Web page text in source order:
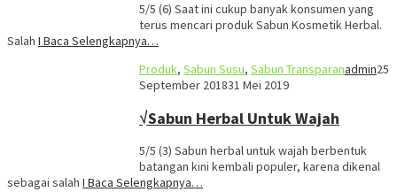
5/5 (6) Saat ini cukup banyak konsumen yang
terus mencari produk Sabun Kosmetik Herbal.
Salah I Baca Selengkapnya…
Produk, Sabun Susu, Sabun Transparanadmin25
September 201831 Mei 2019
√Sabun Herbal Untuk Wajah
5/5 (3) Sabun herbal untuk wajah berbentuk
batangan kini kembali populer, karena dikenal
sebagai salah I Baca Selengkapnya…